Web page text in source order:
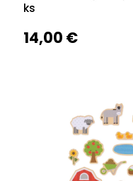
ks
14,00 €